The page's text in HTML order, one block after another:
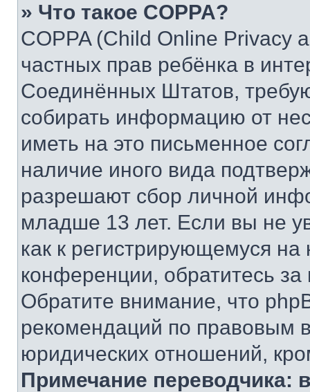
» Что такое COPPA?
COPPA (Child Online Privacy
частных прав ребёнка в
Соединённых Штатов,
собирать информацию от
иметь на это письменное
наличие иного вида
разрешают сбор личной
младше 13 лет. Если вы не
как к регистрирующемуся
конференции, обратитесь
Обратите внимание, что
рекомендаций по правовым
юридических отношений,
Примечание переводчика: